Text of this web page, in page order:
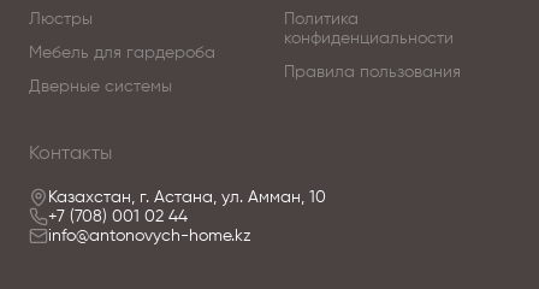
Люстры
Мебель для гардероба
Дверные системы
Политика
конфиденциальности
Правила пользования
Контакты
Казахстан, г. Астана, ул. Амман, 10
+7 (708) 001 02 44
info@antonovych-home.kz